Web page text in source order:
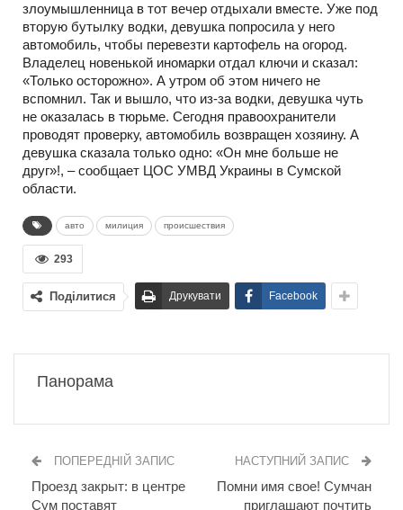
злоумышленница в тот вечер отдыхали вместе. Уже под
вторую бутылку водки, девушка попросила у него
автомобиль, чтобы перевезти картофель на огород.
Владелец новенькой иномарки отдал ключи и сказал:
«Только осторожно». А утром об этом ничего не
вспомнил. Так и вышло, что из-за водки, девушка чуть
не оказалась в тюрьме. Сегодня правоохранители
проводят проверку, автомобиль возвращен хозяину. А
девушка сказала только одно: «Он мне больше не
друг»!, – сообщает ЦОС УМВД Украины в Сумской
области.
авто милиция происшествия
293
Поділитися Друкувати Facebook
Панорама
ПОПЕРЕДНІЙ ЗАПИС
Проезд закрыт: в центре
Сум поставят
НАСТУПНИЙ ЗАПИС
Помни имя свое! Сумчан
приглашают почтить